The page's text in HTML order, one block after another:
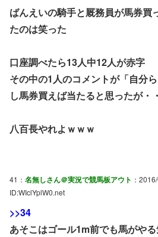
ばんえいの騎手と厩務員が馬券買
たのは笑った
口座調べたら13人中12人が赤字
その中の1人のコメントが「自分
し馬券買えば当たると思ったが・
八百長やれよｗｗｗ
41： 名無しさん＠実況で競馬板アウト ：
ID:WIclYplW0.net
>>34
あそこはゴール1m前でも馬がや